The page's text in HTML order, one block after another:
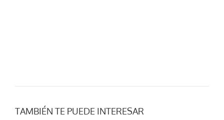
TAMBIÉN TE PUEDE INTERESAR